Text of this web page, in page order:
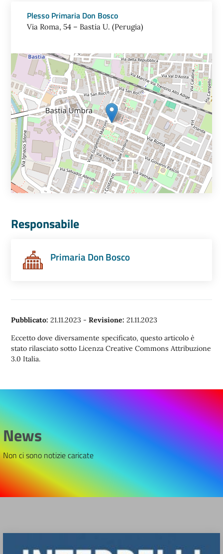
Plesso Primaria Don Bosco
Via Roma, 54 – Bastia U. (Perugia)
Responsabile
Primaria Don Bosco
Pubblicato: 21.11.2023 - Revisione: 21.11.2023
Eccetto dove diversamente specificato, questo articolo è
stato rilasciato sotto Licenza Creative Commons Attribuzione
3.0 Italia.
News
Non ci sono notizie caricate